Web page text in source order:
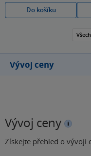
Do košíku
Vývoj ceny
Vývoj ceny
Získejte přehled o vývoji